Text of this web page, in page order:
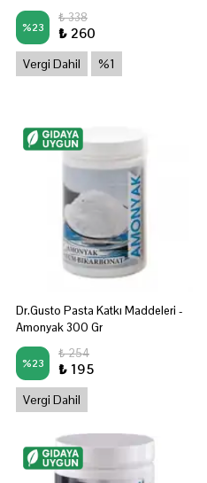
%23
₺ 338
₺ 260
Vergi Dahil %1
Dr.Gusto Pasta Katkı Maddeleri -
Amonyak 300 Gr
%23
₺ 254
₺ 195
Vergi Dahil